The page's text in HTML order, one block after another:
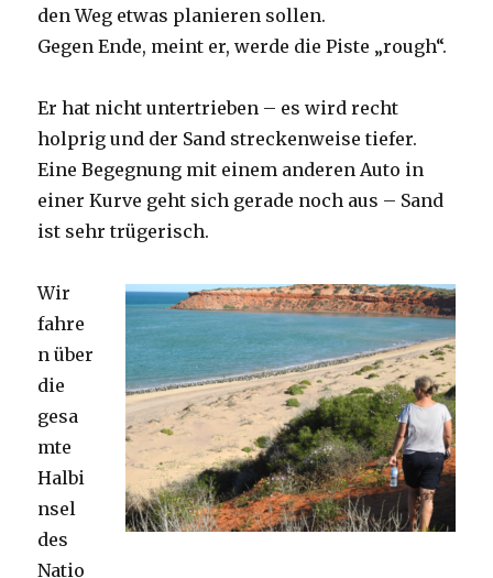
den Weg etwas planieren sollen.
Gegen Ende, meint er, werde die Piste „rough“.
Er hat nicht untertrieben – es wird recht
holprig und der Sand streckenweise tiefer.
Eine Begegnung mit einem anderen Auto in
einer Kurve geht sich gerade noch aus – Sand
ist sehr trügerisch.
Wir
fahre
n über
die
gesa
mte
Halbi
nsel
des
Natio